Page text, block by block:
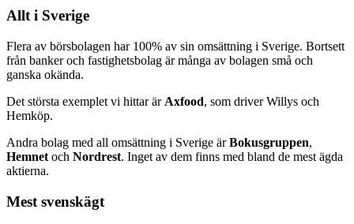
Allt i Sverige
Flera av börsbolagen har 100% av sin omsättning i Sverige. Bortsett
från banker och fastighetsbolag är många av bolagen små och
ganska okända.
Det största exemplet vi hittar är Axfood, som driver Willys och
Hemköp.
Andra bolag med all omsättning i Sverige ärBokusgruppen,
Hemnet och Nordrest. Inget av dem finns med bland de mest ägda
aktierna.
Mest svenskägt